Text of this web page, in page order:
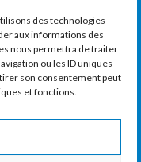
des technologies
aux informations des
nous permettra de traiter
ou les ID uniques
son consentement peut
et fonctions.
D’INDUSTRIE
201